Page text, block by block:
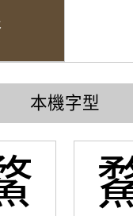
本機字型